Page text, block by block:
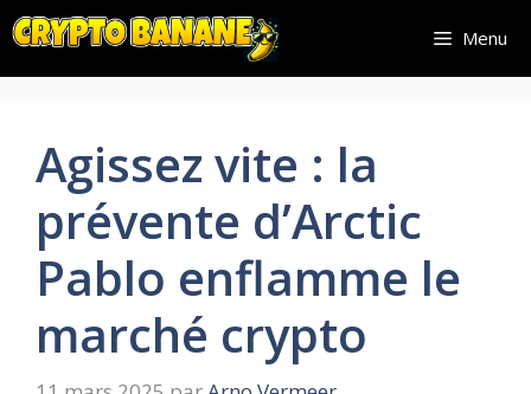
Aller
au
contenu
Menu
Agissez vite : la
prévente d’Arctic
Pablo enflamme le
marché crypto